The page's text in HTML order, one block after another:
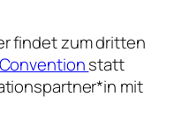
findet zum dritten
Conventionstatt
mit